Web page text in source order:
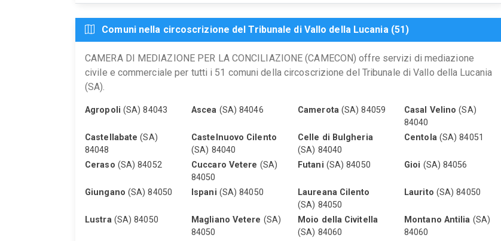
Comuni nella circoscrizione del Tribunale di Vallo della Lucania (51)
CAMERA DI MEDIAZIONE PER LA CONCILIAZIONE (CAMECON) offre servizi di mediazione
civile e commerciale per tutti i 51 comuni della circoscrizione del Tribunale di Vallo della Lucania
(SA).
Agropoli (SA) 84043 Ascea (SA) 84046 Camerota(SA) 84059 Casal Velino (SA)
84040
Castellabate (SA)
84048
Castelnuovo Cilento
(SA) 84040
Celle di Bulgheria
(SA) 84040
Centola(SA) 84051
Ceraso (SA) 84052 Cuccaro Vetere (SA)
84050
Futani (SA) 84050 Gioi (SA) 84056
Giungano (SA) 84050 Ispani (SA) 84050
Laureana Cilento
(SA) 84050
Laurito (SA) 84050
Lustra(SA) 84050 Magliano Vetere (SA)
84050
Moio della Civitella
(SA) 84060
Montano Antilia (SA)
84060